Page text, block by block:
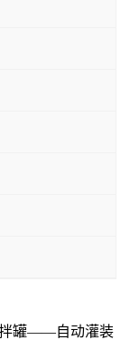
罐——自动灌装